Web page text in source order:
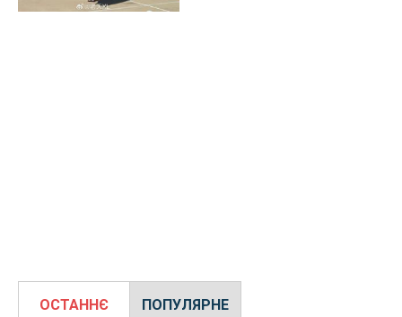
ОСТАННЄ ПОПУЛЯРНЕ